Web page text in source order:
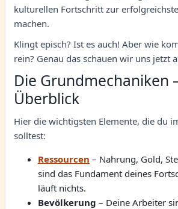
kulturellen Fortschritt zur
machen.
Klingt episch? Ist es auch! Aber wie
rein? Genau das schauen wir uns jetzt
Die Grundmechaniken
Überblick
Hier die wichtigsten Elemente, die du
solltest:
Ressourcen – Nahrung, Gold,
sind das Fundament deines
läuft nichts.
Bevölkerung – Deine Arbeiter